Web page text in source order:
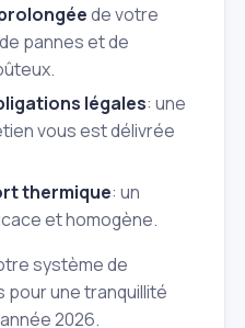
de votre
pannes et de
légales: une
vous est délivrée
thermique: un
et homogène.
système de
pour une tranquillité
2026.